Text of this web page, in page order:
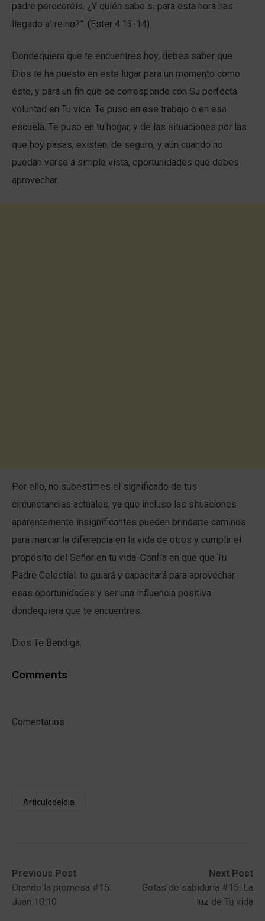
padre pereceréis. ¿Y quién sabe si para esta hora has
llegado al reino?”. (Ester 4:13-14).
Dondequiera que te encuentres hoy, debes saber que
Dios te ha puesto en este lugar para un momento como
éste, y para un fin que se corresponde con Su perfecta
voluntad en Tu vida. Te puso en ese trabajo o en esa
escuela. Te puso en tu hogar, y de las situaciones por las
que hoy pasas, existen, de seguro, y aún cuando no
puedan verse a simple vista, oportunidades que debes
aprovechar.
Por ello, no subestimes el significado de tus
circunstancias actuales, ya que incluso las situaciones
aparentemente insignificantes pueden brindarte caminos
para marcar la diferencia en la vida de otros y cumplir el
propósito del Señor en tu vida. Confía en que que Tu
Padre Celestial. te guiará y capacitará para aprovechar
esas oportunidades y ser una influencia positiva
dondequiera que te encuentres.
Dios Te Bendiga.
Comments
Comentarios
Articulodeldia
Post
navigation
Previous Post
Previous
post:Orando la promesa #15:
Juan 10:10
Next Post
Next
post:
Gotas de sabiduría #15: La
luz de Tu vida